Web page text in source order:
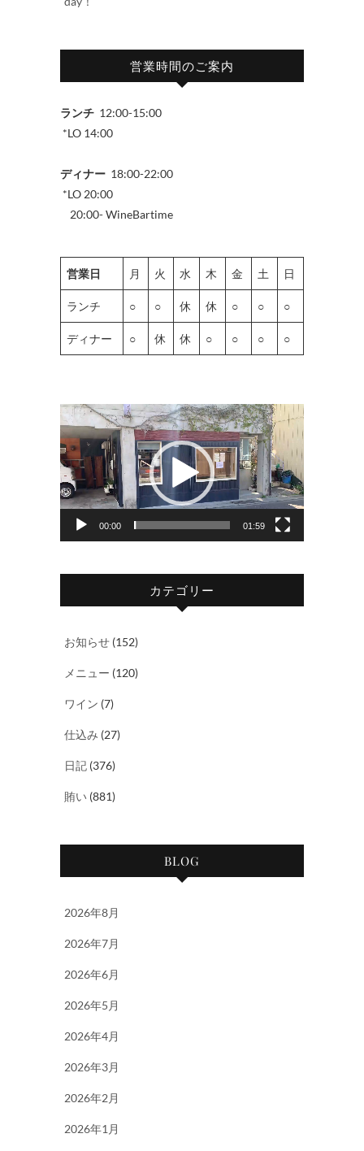
営業時間のご案内
ランチ 12:00-15:00
*LO 14:00
ディナー 18:00-22:00
*LO 20:00
20:00- WineBartime
営業日 月 火 水 木 金 土 日
ランチ ○ ○ 休 休 ○ ○ ○
ディナー ○ 休 休 ○ ○ ○ ○
動
画
プ
レ
ー
00:00 01:59
カテゴリー
お知らせ (152)
メニュー (120)
ワイン (7)
仕込み (27)
日記 (376)
賄い (881)
BLOG
2026年8月
2026年7月
2026年6月
2026年5月
2026年4月
2026年3月
2026年2月
2026年1月